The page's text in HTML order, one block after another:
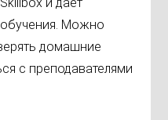
Можно
домашние
с преподавателями